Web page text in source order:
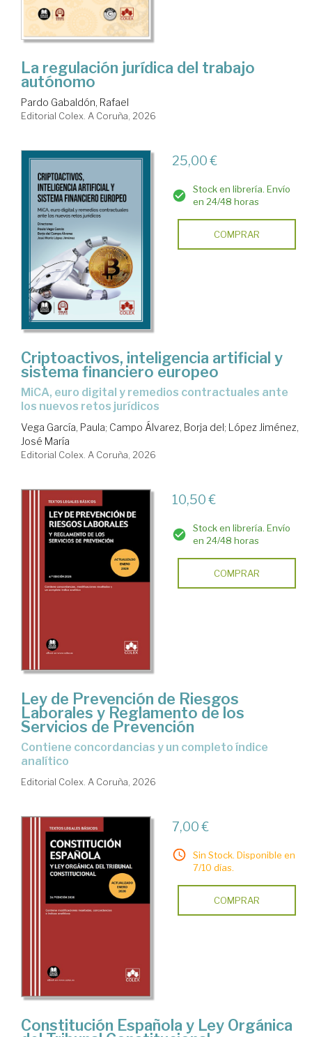
La regulación jurídica del trabajo
autónomo
Pardo Gabaldón, Rafael
Editorial Colex. A Coruña, 2026
25,00 €
Stock en librería. Envío
en 24/48 horas
COMPRAR
Criptoactivos, inteligencia artificial y
sistema financiero europeo
MiCA, euro digital y remedios contractuales ante
los nuevos retos jurídicos
Vega García, Paula; Campo Álvarez, Borja del; López Jiménez,
José María
Editorial Colex. A Coruña, 2026
10,50 €
Stock en librería. Envío
en 24/48 horas
COMPRAR
Ley de Prevención de Riesgos
Laborales y Reglamento de los
Servicios de Prevención
Contiene concordancias y un completo índice
analítico
Editorial Colex. A Coruña, 2026
7,00 €
Sin Stock. Disponible en
7/10 días.
COMPRAR
Constitución Española y Ley Orgánica